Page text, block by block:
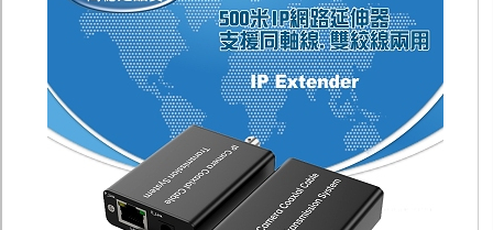
投光設備
防護罩及支架
多路攝影機單軸傳輸
監聽器.麥克風
網路設備
視訊轉換設備
雙絞線傳輸器
雜訊改善器
網路線用水晶頭